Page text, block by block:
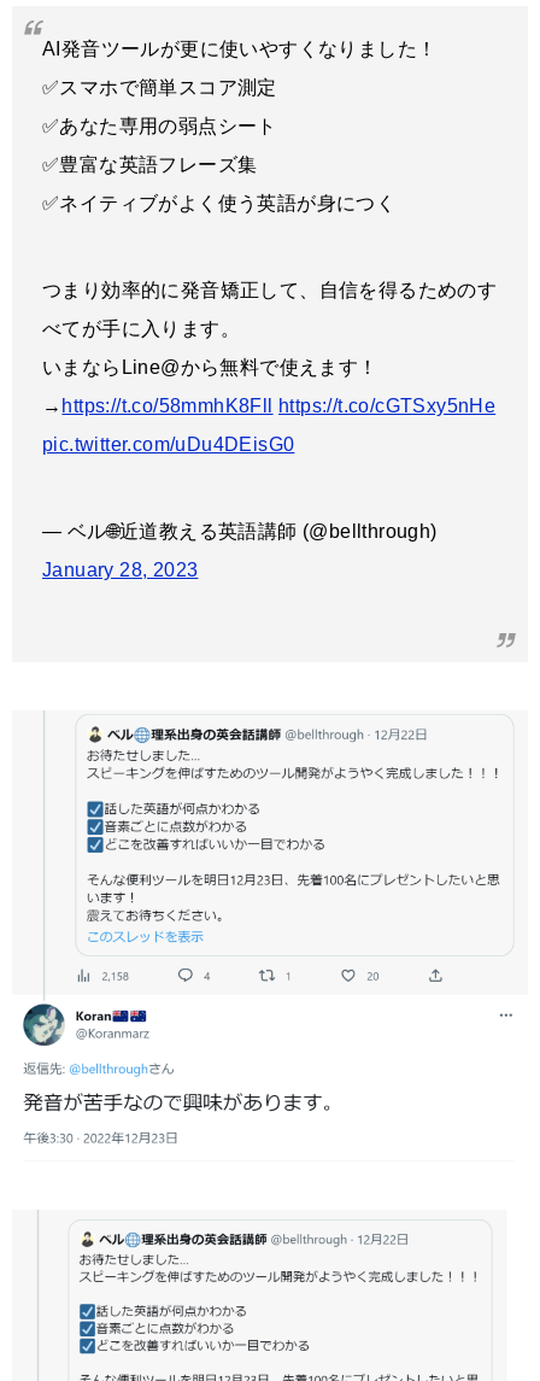
AI発音ツールが更に使いやすくなりました！
✅スマホで簡単スコア測定
✅あなた専用の弱点シート
✅豊富な英語フレーズ集
✅ネイティブがよく使う英語が身につく
つまり効率的に発音矯正して、自信を得るためのす
べてが手に入ります。
いまならLine@から無料で使えます！
→ https://t.co/58mmhK8Fll
https://t.co/cGTSxy5nHe
pic.twitter.com/uDu4DEisG0
— ベル🌐近道教える英語講師 (@bellthrough)
January 28, 2023